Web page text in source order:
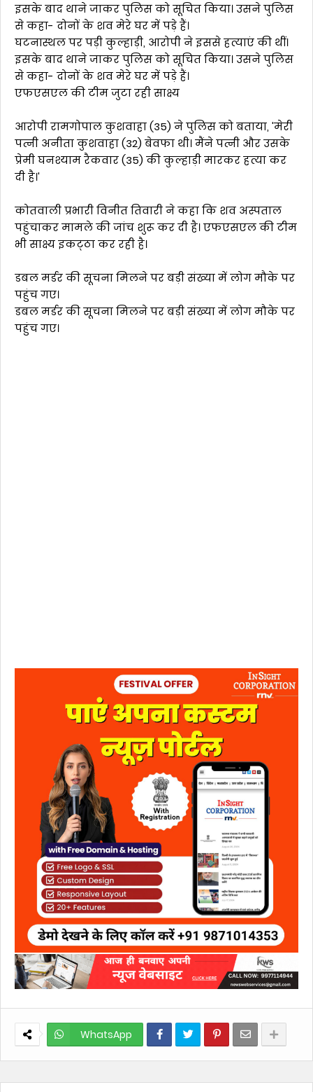
इसके बाद थाने जाकर पुलिस को सूचित किया। उसने पुलिस
से कहा- दोनों के शव मेरे घर में पड़े हैं।
घटनास्थल पर पड़ी कुल्हाड़ी, आरोपी ने इससे हत्याएं की थीं।
इसके बाद थाने जाकर पुलिस को सूचित किया। उसने पुलिस
से कहा- दोनों के शव मेरे घर में पड़े हैं।
एफएसएल की टीम जुटा रही साक्ष्य
आरोपी रामगोपाल कुशवाहा (35) ने पुलिस को बताया​​​​​​, 'मेरी
पत्नी अनीता कुशवाहा (32) बेवफा थी। मैंने पत्नी और उसके
प्रेमी घनश्याम रैकवार (35) की कुल्हाड़ी मारकर हत्या कर
दी है।'
कोतवाली प्रभारी विनीत तिवारी ने कहा कि शव अस्पताल
पहुंचाकर मामले की जांच शुरू कर दी है। एफएसएल की टीम
भी साक्ष्य इकट्‌ठा कर रही है।
डबल मर्डर की सूचना मिलने पर बड़ी संख्या में लोग मौके पर
पहुंच गए।
डबल मर्डर की सूचना मिलने पर बड़ी संख्या में लोग मौके पर
पहुंच गए।
WhatsApp